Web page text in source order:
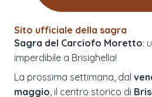
Sito ufficiale della sagra
Sagra del Carciofo Moretto:
imperdibile a Brisighella!
La prossima settimana, dal
maggio , il centro storico di